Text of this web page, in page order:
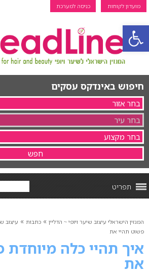
פתח סרגל נגישות
מועדון לקוחות כניסה למערכת
חיפוש באינדקס עסקים
תפריט
המגזין הישראלי עיצוב שיער ויופי ~ הדליין » כתבות » עיצוב
פשוט תהיי את
איך תהיי כלה מיוחדת
את